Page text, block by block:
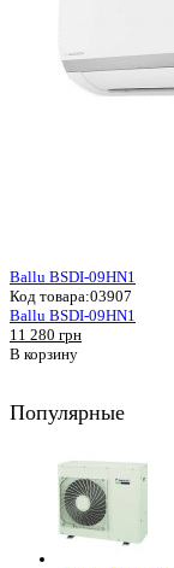
Ballu BSDI-09HN1
Код товара:03907
Ballu BSDI-09HN1
11 280 грн
В корзину
Популярные